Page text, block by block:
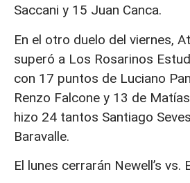
Saccani y 15 Juan Canca.
En el otro duelo del viernes,
superó a Los Rosarinos
con 17 puntos de Luciano
Renzo Falcone y 13 de
hizo 24 tantos Santiago
Baravalle.
El lunes cerrarán Newell’s vs.